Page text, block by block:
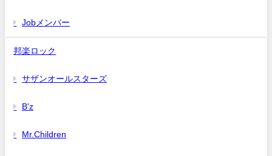
Jobメンバー
邦楽ロック
サザンオールスターズ
B'z
Mr.Children